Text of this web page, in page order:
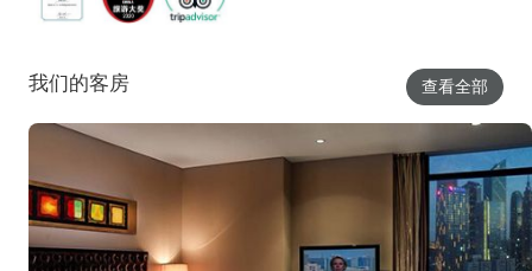
我们的客房 查看全部